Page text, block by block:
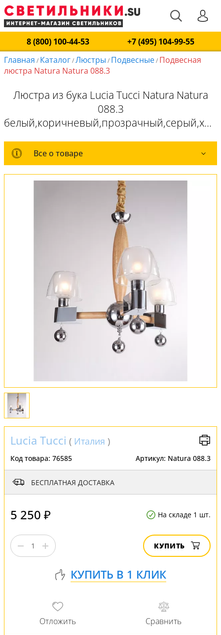
8 (800) 100-44-53
+7 (495) 104-99-55
Главная / Каталог/Люстры / Подвесные/ Подвесная
люстра Natura Natura 088.3
Люстра из бука Lucia Tucci Natura Natura
088.3
белый,коричневый,прозрачный,серый,хром,E14x3*60W
Все о товаре
Все о товаре
Обмен и возврат
Установка
Отзывы
Lucia Tucci ( Италия )
Код товара: 76585 Артикул: Natura 088.3
БЕСПЛАТНАЯ ДОСТАВКА
5 250 ₽ На складе 1 шт.
КУПИТЬ